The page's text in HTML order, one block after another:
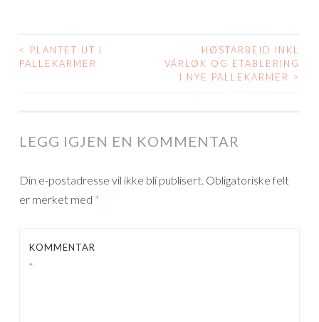
POST
<
PLANTET UT I
PALLEKARMER
HØSTARBEID INKL
VÅRLØK OG ETABLERING
I NYE PALLEKARMER
>
LEGG IGJEN EN KOMMENTAR
Din e-postadresse vil ikke bli publisert. Obligatoriske felt
er merket med *
KOMMENTAR
*